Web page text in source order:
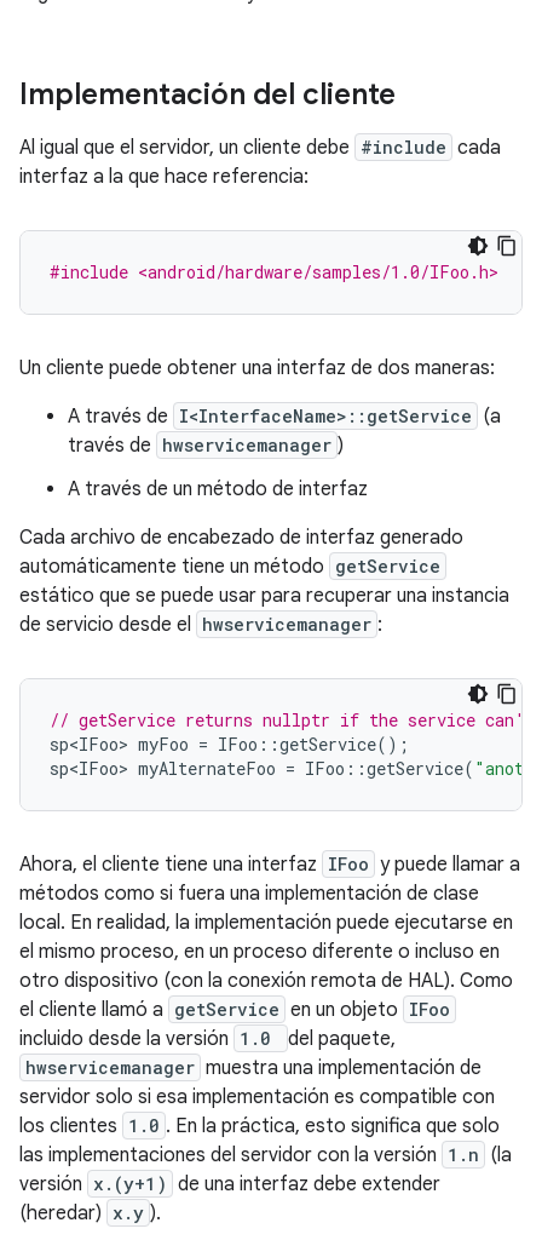
Implementación del cliente
Al igual que el servidor, un cliente debe #include cada
interfaz a la que hace referencia:
#include <android/hardware/samples/1.0/IFoo.h>
Un cliente puede obtener una interfaz de dos maneras:
A través de I<InterfaceName>::getService (a
través de hwservicemanager )
A través de un método de interfaz
Cada archivo de encabezado de interfaz generado
automáticamente tiene un método getService
estático que se puede usar para recuperar una instancia
de servicio desde el hwservicemanager :
// getService returns nullptr if the service can't
sp<IFoo> myFoo = IFoo ::getService();
sp<IFoo> myAlternateFoo = IFoo ::getService(
Ahora, el cliente tiene una interfaz IFoo y puede llamar a
métodos como si fuera una implementación de clase
local. En realidad, la implementación puede ejecutarse en
el mismo proceso, en un proceso diferente o incluso en
otro dispositivo (con la conexión remota de HAL). Como
el cliente llamó a getService en un objeto IFoo
incluido desde la versión 1.0 del paquete,
hwservicemanager muestra una implementación de
servidor solo si esa implementación es compatible con
los clientes 1.0 . En la práctica, esto significa que solo
las implementaciones del servidor con la versión 1.n (la
versión x.(y+1) de una interfaz debe extender
(heredar) x.y ).